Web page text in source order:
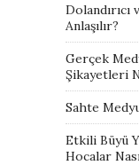
Anlaşılır?
Gerçek
Şikayetleri
Sahte
Etkili Büyü
Hocalar